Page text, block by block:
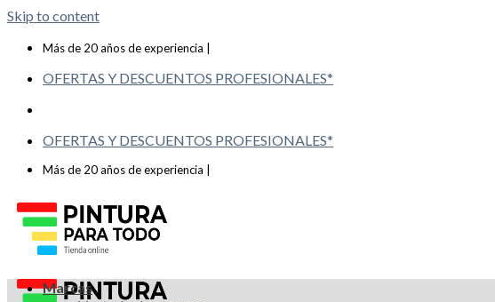
Skip to content
Más de 20 años de experiencia |
OFERTAS Y DESCUENTOS PROFESIONALES*
OFERTAS Y DESCUENTOS PROFESIONALES*
Más de 20 años de experiencia |
Marcas